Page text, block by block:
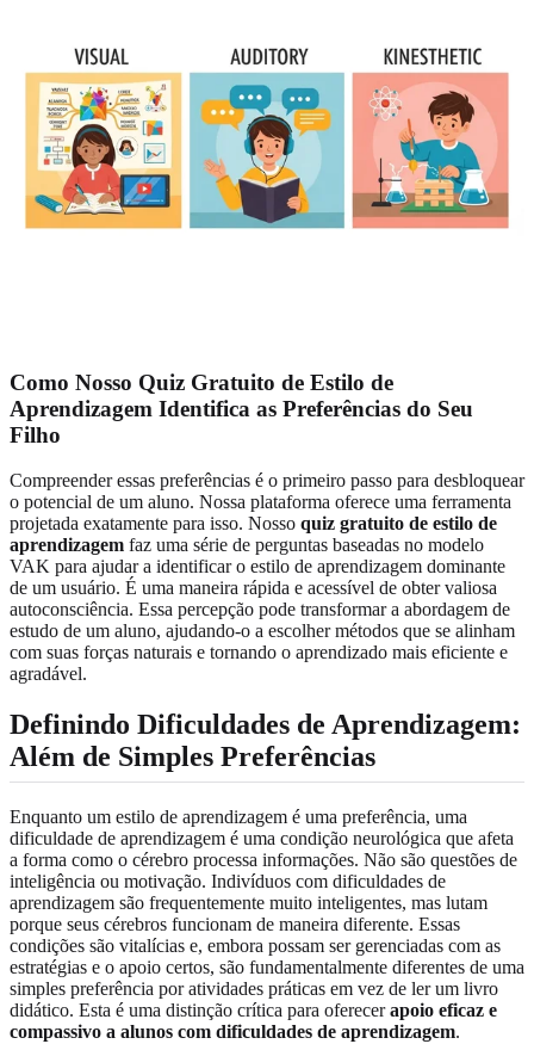
Como Nosso Quiz Gratuito de Estilo de
Aprendizagem Identifica as Preferências do Seu
Filho
Compreender essas preferências é o primeiro passo para desbloquear
o potencial de um aluno. Nossa plataforma oferece uma ferramenta
projetada exatamente para isso. Nosso quiz gratuito de estilo de
aprendizagem faz uma série de perguntas baseadas no modelo
VAK para ajudar a identificar o estilo de aprendizagem dominante
de um usuário. É uma maneira rápida e acessível de obter valiosa
autoconsciência. Essa percepção pode transformar a abordagem de
estudo de um aluno, ajudando-o a escolher métodos que se alinham
com suas forças naturais e tornando o aprendizado mais eficiente e
agradável.
Definindo Dificuldades de Aprendizagem:
Além de Simples Preferências
Enquanto um estilo de aprendizagem é uma preferência, uma
dificuldade de aprendizagem é uma condição neurológica que afeta
a forma como o cérebro processa informações. Não são questões de
inteligência ou motivação. Indivíduos com dificuldades de
aprendizagem são frequentemente muito inteligentes, mas lutam
porque seus cérebros funcionam de maneira diferente. Essas
condições são vitalícias e, embora possam ser gerenciadas com as
estratégias e o apoio certos, são fundamentalmente diferentes de uma
simples preferência por atividades práticas em vez de ler um livro
didático. Esta é uma distinção crítica para oferecerapoio eficaz e
compassivo a alunos com dificuldades de aprendizagem.